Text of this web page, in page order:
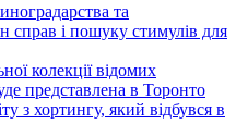
та
справ і пошуку стимулів для
колекції відомих
представлена в Торонто
з хортингу, який відбувся в